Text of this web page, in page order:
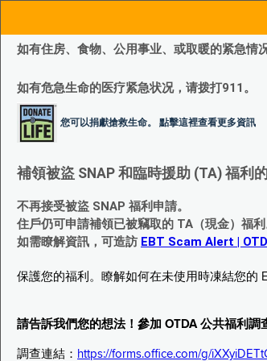
如有住房、食物、公用事业、或取暖的紧急情
如有危急生命的医疗紧急状况，请拨打911。
您可以捐獻搶救生命。 點擊這裡查看更多資訊
補領被盜 SNAP 和臨時援助 (TA) 福利
不再接受被盜 SNAP 福利申請。
住戶仍可申請補領已被竊取的 TA（現金）福利
如需瞭解資訊，可造訪 EBT Scam Alert |
保護您的福利。瞭解如何在未使用時凍結您的
請告訴我們您的想法！參加 OTDA 公共福利調
調查連結： https://forms.office.com/g/